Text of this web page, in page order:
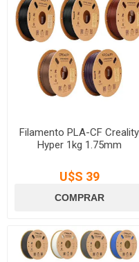
Filamento PLA-CF Creality
Hyper 1kg 1.75mm
U$S 39